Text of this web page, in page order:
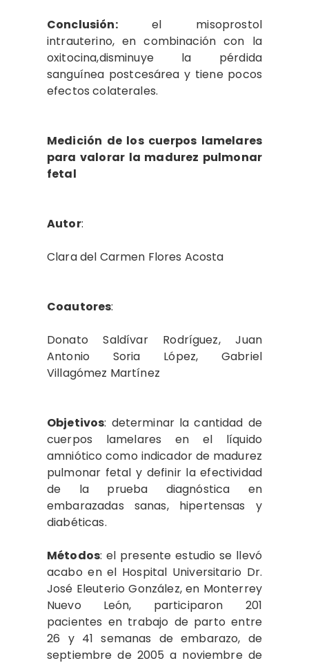
Conclusión:el misoprostol
intrauterino, en combinación con la
oxitocina,disminuye la pérdida
sanguínea postcesárea y tiene pocos
efectos colaterales.
Medición de los cuerpos lamelares
para valorar la madurez pulmonar
fetal
Autor:
Clara del Carmen Flores Acosta
Coautores:
Donato Saldívar Rodríguez, Juan
Antonio Soria López, Gabriel
Villagómez Martínez
Objetivos: determinar la cantidad de
cuerpos lamelares en el líquido
amniótico como indicador de madurez
pulmonar fetal y definir la efectividad
de la prueba diagnóstica en
embarazadas sanas, hipertensas y
diabéticas.
Métodos: el presente estudio se llevó
acabo en el Hospital Universitario Dr.
José Eleuterio González, en Monterrey
Nuevo León, participaron 201
pacientes en trabajo de parto entre
26 y 41 semanas de embarazo, de
septiembre de 2005 a noviembre de